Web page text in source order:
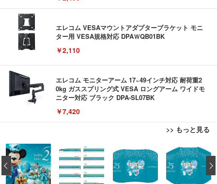
エレコム VESAマウントアダプターブラケット モニ
ター用 VESA規格対応 DPAＷQB01BK
￥2,110
エレコム モニターアーム 17~49インチ対応 耐荷重2
0kg ガススプリング式 VESA ロングアーム ワイドモ
ニター対応 ブラック DPA-SL07BK
￥7,420
>> もっと見る
エレコム 有線キーボード メンブレン ブラック TK-F
FCM01BK
￥980
【Amazon.co.jp限定】REGZA レグザ テレビ 32V3
5N(A) (32インチ / ハイビジョン/液晶/Airplay/ネット
動画対応)
￥39,800
外付けHDD 3TB ポータブルハードディスク USB3.0/
2.0対応 超薄型
￥3,999
‹